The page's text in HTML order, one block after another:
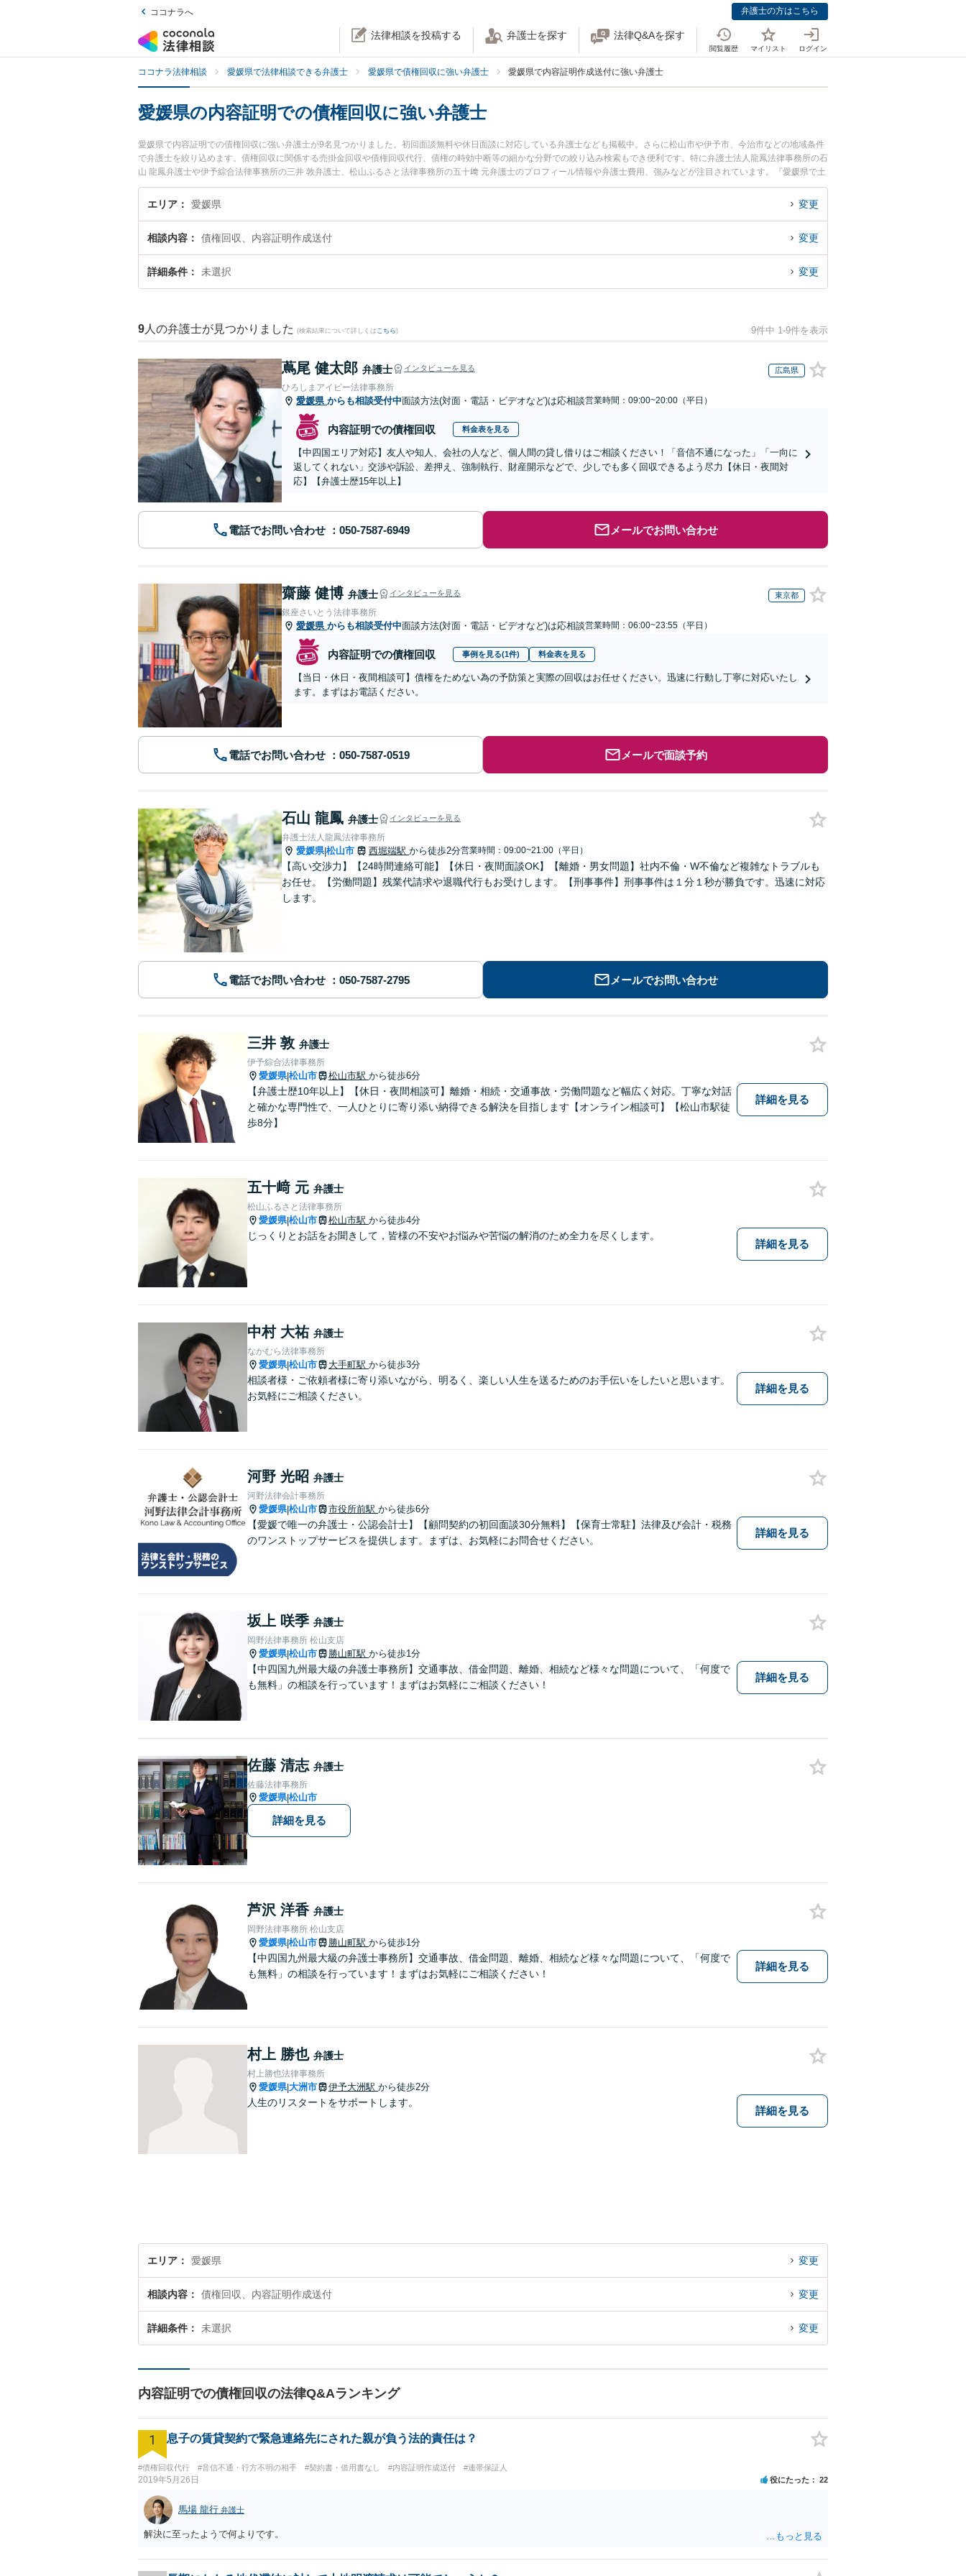
ココナラへ 弁護士の方はこちら
法律相談を投稿する 弁護士を探す 法律Q&Aを探す
閲覧履歴 マイリスト ログイン
ココナラ法律相談 愛媛県で法律相談できる弁護士 愛媛県で債権回収に強い弁護士 愛媛県で内容証明作成送付に強い弁護士
愛媛県の内容証明での債権回収に強い弁護士
愛媛県で内容証明での債権回収に強い弁護士が9名見つかりました。初回面談無料や休日面談に対応している弁護士なども掲載中。さらに松山市や伊予市、今治市などの地域条件
で弁護士を絞り込めます。債権回収に関係する売掛金回収や債権回収代行、債権の時効中断等の細かな分野での絞り込み検索もでき便利です。特に弁護士法人龍鳳法律事務所の石
山 龍鳳弁護士や伊予綜合法律事務所の三井 敦弁護士、松山ふるさと法律事務所の五十﨑 元弁護士のプロフィール情報や弁護士費用、強みなどが注目されています。『愛媛県で土
日や夜間に発生した内容証明での債権回収のトラブルを今すぐに弁護士に相談したい』『内容証明での債権回収のトラブル解決の実績豊富な近くの弁護士を検索したい』『初回相
談無料で内容証明での債権回収を法律相談できる愛媛県内の弁護士に相談予約したい』などでお困りの相談者さんにおすすめです。
エリア 愛媛県 変更
相談内容 債権回収、内容証明作成送付 変更
詳細条件 未選択 変更
9 人の弁護士が見つかりました (検索結果について詳しくは こちら) 9件中 1-9件を表示
蔦尾 健太郎 弁護士 インタビューを見る 広島県
ひろしまアイビー法律事務所
愛媛県 からも相談受付中面談方法(対面・電話・ビデオなど)は応相談営業時間：09:00~20:00（平日）
内容証明での債権回収 料金表を見る
【中四国エリア対応】友人や知人、会社の人など、個人間の貸し借りはご相談ください！「音信不通になった」「一向に
返してくれない」交渉や訴訟、差押え、強制執行、財産開示などで、少しでも多く回収できるよう尽力【休日・夜間対
応】【弁護士歴15年以上】
電話でお問い合わせ メールでお問い合わせ
齋藤 健博 弁護士 インタビューを見る 東京都
銀座さいとう法律事務所
愛媛県 からも相談受付中面談方法(対面・電話・ビデオなど)は応相談営業時間：06:00~23:55（平日）
内容証明での債権回収 事例を見る(1件) 料金表を見る
【当日・休日・夜間相談可】債権をためない為の予防策と実際の回収はお任せください。迅速に行動し丁寧に対応いたし
ます。まずはお電話ください。
電話でお問い合わせ メールで面談予約
石山 龍鳳 弁護士 インタビューを見る
弁護士法人龍鳳法律事務所
愛媛県|松山市 西堀端駅 から徒歩2分営業時間：09:00~21:00（平日）
【高い交渉力】【24時間連絡可能】【休日・夜間面談OK】【離婚・男女問題】社内不倫・W不倫など複雑なトラブルも
お任せ。【労働問題】残業代請求や退職代行もお受けします。【刑事事件】刑事事件は１分１秒が勝負です。迅速に対応
します。
電話でお問い合わせ メールでお問い合わせ
三井 敦 弁護士
伊予綜合法律事務所
愛媛県|松山市 松山市駅 から徒歩6分
【弁護士歴10年以上】【休日・夜間相談可】離婚・相続・交通事故・労働問題など幅広く対応。丁寧な対話
と確かな専門性で、一人ひとりに寄り添い納得できる解決を目指します【オンライン相談可】【松山市駅徒
歩8分】
詳細を見る
五十﨑 元 弁護士
松山ふるさと法律事務所
愛媛県|松山市 松山市駅 から徒歩4分
じっくりとお話をお聞きして，皆様の不安やお悩みや苦悩の解消のため全力を尽くします。
詳細を見る
中村 大祐 弁護士
なかむら法律事務所
愛媛県|松山市 大手町駅 から徒歩3分
相談者様・ご依頼者様に寄り添いながら、明るく、楽しい人生を送るためのお手伝いをしたいと思います。
お気軽にご相談ください。
詳細を見る
河野 光昭 弁護士
河野法律会計事務所
愛媛県|松山市 市役所前駅 から徒歩6分
【愛媛で唯一の弁護士・公認会計士】【顧問契約の初回面談30分無料】【保育士常駐】法律及び会計・税務
のワンストップサービスを提供します。まずは、お気軽にお問合せください。
詳細を見る
坂上 咲季 弁護士
岡野法律事務所 松山支店
愛媛県|松山市 勝山町駅 から徒歩1分
【中四国九州最大級の弁護士事務所】交通事故、借金問題、離婚、相続など様々な問題について、「何度で
も無料」の相談を行っています！まずはお気軽にご相談ください！
詳細を見る
佐藤 清志 弁護士
佐藤法律事務所
愛媛県|松山市
詳細を見る
芦沢 洋香 弁護士
岡野法律事務所 松山支店
愛媛県|松山市 勝山町駅 から徒歩1分
【中四国九州最大級の弁護士事務所】交通事故、借金問題、離婚、相続など様々な問題について、「何度で
も無料」の相談を行っています！まずはお気軽にご相談ください！
詳細を見る
村上 勝也 弁護士
村上勝也法律事務所
愛媛県|大洲市 伊予大洲駅 から徒歩2分
人生のリスタートをサポートします。
詳細を見る
エリア 愛媛県 変更
相談内容 債権回収、内容証明作成送付 変更
詳細条件 未選択 変更
内容証明での債権回収の法律Q&Aランキング
1 息子の賃貸契約で緊急連絡先にされた親が負う法的責任は？
#債権回収代行 #音信不通・行方不明の相手 #契約書・借用書なし #内容証明作成送付 #連帯保証人
2019年5月26日 役にたった 22
馬場 龍行 弁護士
解決に至ったようで何よりです。